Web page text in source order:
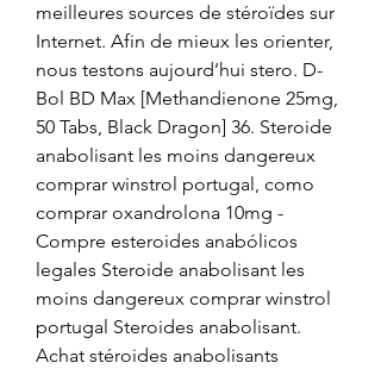
meilleures sources de stéroïdes sur
Internet. Afin de mieux les orienter,
nous testons aujourd’hui stero. D-
Bol BD Max [Methandienone 25mg,
50 Tabs, Black Dragon] 36. Steroide
anabolisant les moins dangereux
comprar winstrol portugal, como
comprar oxandrolona 10mg -
Compre esteroides anabólicos
legales Steroide anabolisant les
moins dangereux comprar winstrol
portugal Steroides anabolisant.
Achat stéroides anabolisants